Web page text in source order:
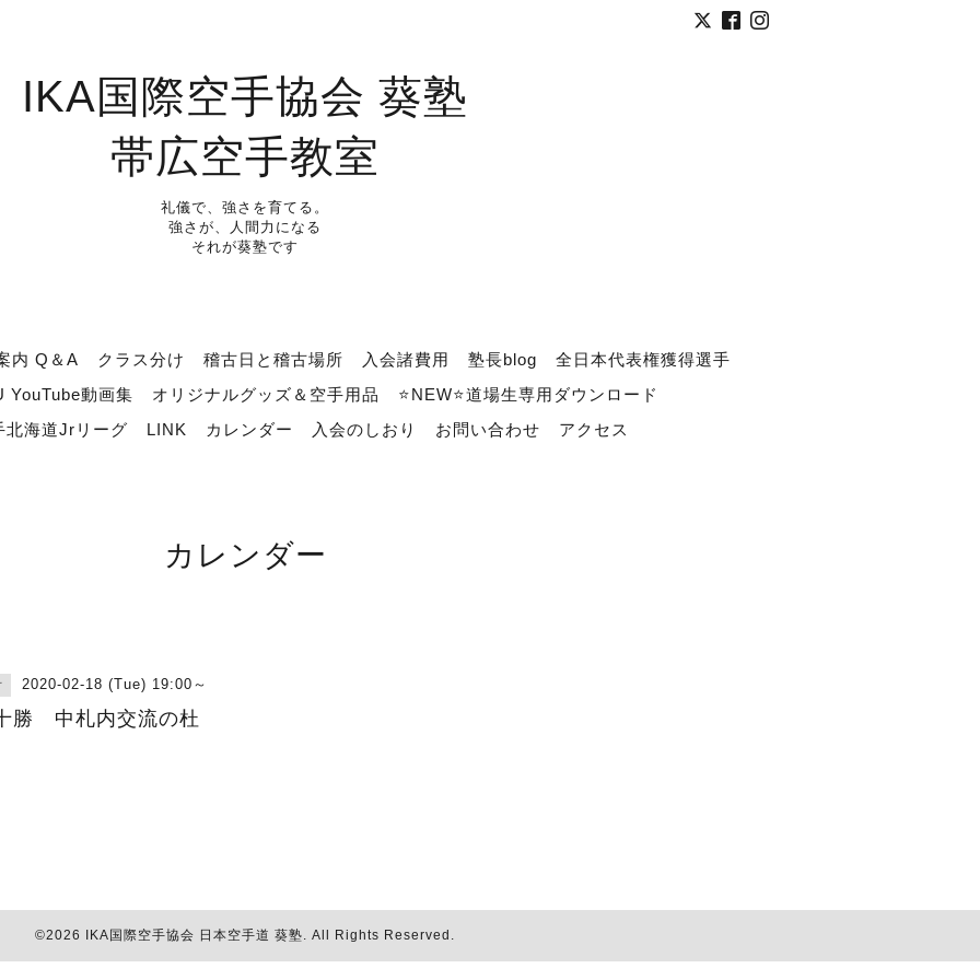
IKA国際空手協会 葵塾
帯広空手教室
礼儀で、強さを育てる。
強さが、人間力になる
それが葵塾です
内 Q＆A クラス分け 稽古日と稽古場所 入会諸費用 塾長blog
全日本代表権獲得選手
YouTube動画集
オリジナルグッズ＆空手用品
⭐NEW⭐道場生専用ダウンロード
北海道Jrリーグ
LINK カレンダー 入会のしおり お問い合わせ アクセス
カレンダー
2020-02-18 (Tue) 19:00～
勝 中札内交流の杜
©2026 IKA国際空手協会 日本空手道 葵塾. All Rights Reserved.